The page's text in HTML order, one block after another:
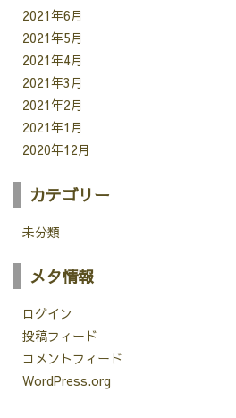
2021年6月
2021年5月
2021年4月
2021年3月
2021年2月
2021年1月
2020年12月
カテゴリー
未分類
メタ情報
ログイン
投稿フィード
コメントフィード
WordPress.org